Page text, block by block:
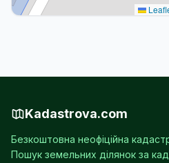
Kadastrova.com
Безкоштовна неофіційна
Пошук земельних ділянок за